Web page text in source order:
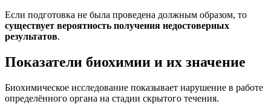
Если подготовка не была проведена должным образом, то
существует вероятность получения недостоверных
результатов.
Показатели биохимии и их значение
Биохимическое исследование показывает нарушение в работе
определённого органа на стадии скрытого течения.